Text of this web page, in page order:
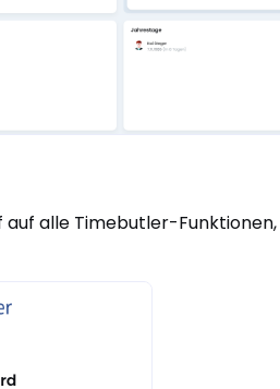
alle Timebutler-